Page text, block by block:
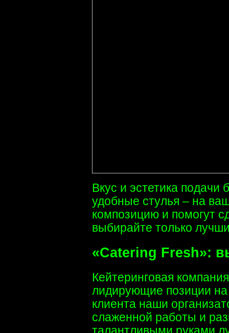
Вкус и эстетика подачи
удобные стулья – на
композицию и помогут
выбирайте только
«Catering Fresh»:
Кейтеринговая
лидирующие позиции
клиента наши
слаженной работы и